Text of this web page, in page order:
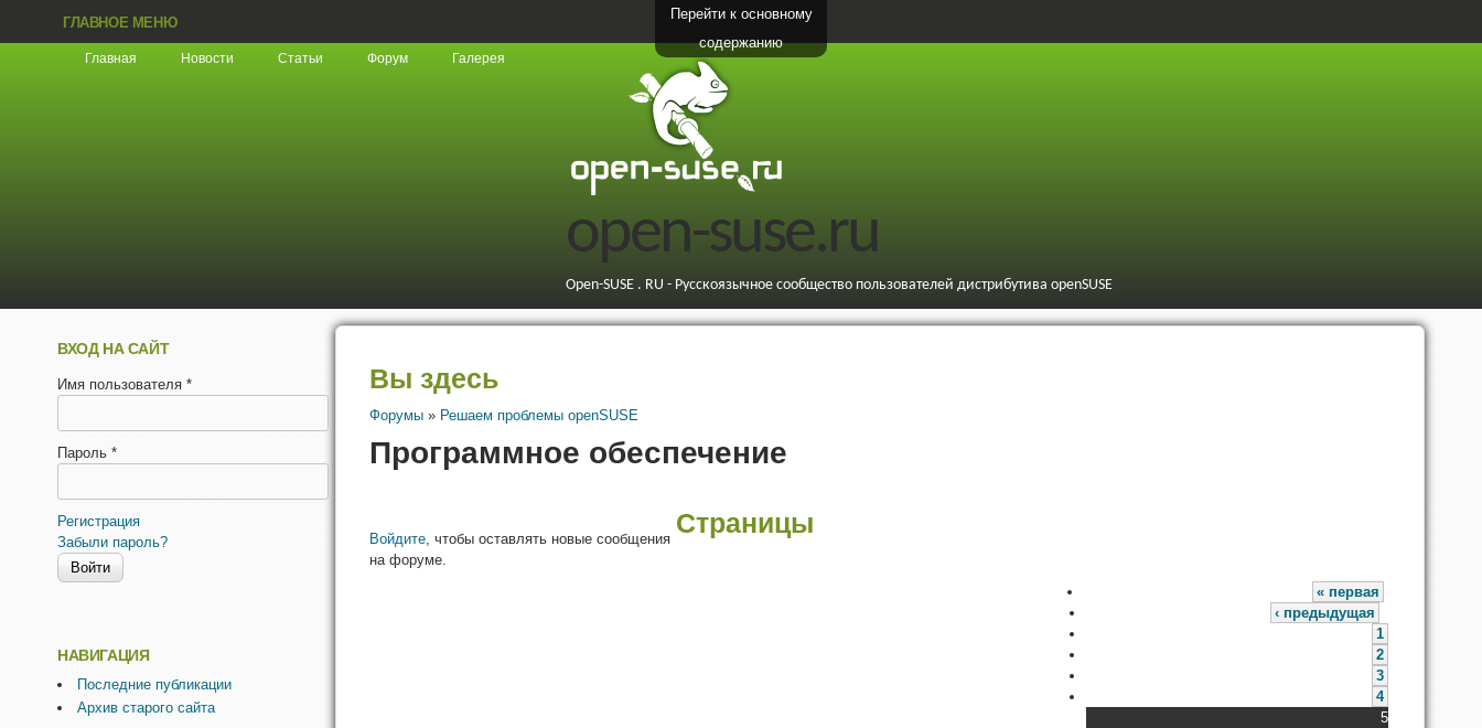
Перейти к основному
содержанию
ГЛАВНОЕ МЕНЮ
Главная Новости Статьи Форум Галерея
open-suse.ru
Open-SUSE . RU - Русскоязычное сообщество пользователей дистрибутива openSUSE
Вы здесь
Форумы » Решаем проблемы openSUSE
Программное обеспечение
Войдите, чтобы оставлять новые сообщения
на форуме.
Страницы
« первая
‹ предыдущая
1
2
3
4
5
ВХОД НА САЙТ
Имя пользователя *
Пароль *
Регистрация
Забыли пароль?
НАВИГАЦИЯ
Последние публикации
Архив старого сайта